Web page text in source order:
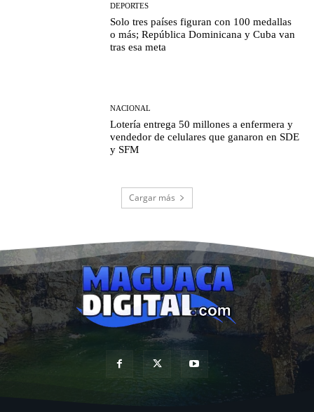
DEPORTES
Solo tres países figuran con 100 medallas
o más; República Dominicana y Cuba van
tras esa meta
NACIONAL
Lotería entrega 50 millones a enfermera y
vendedor de celulares que ganaron en SDE
y SFM
Cargar más